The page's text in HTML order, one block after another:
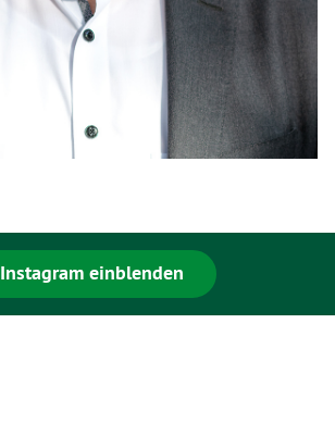
Instagram einblenden